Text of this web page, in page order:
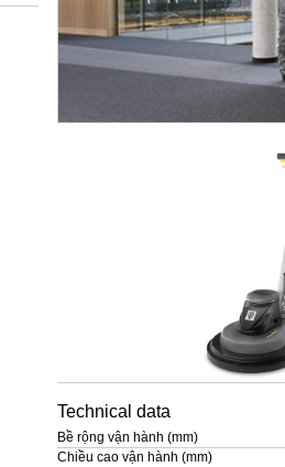
Technical data
Bề rộng vận hành (mm)
Chiều cao vận hành (mm)